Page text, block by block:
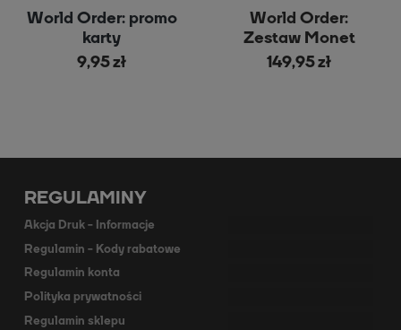
World Order: promo
karty
9,95 zł
World Order:
Zestaw Monet
149,95 zł
REGULAMINY
Akcja Druk - Informacje
Regulamin - Kody rabatowe
Regulamin konta
Polityka prywatności
Regulamin sklepu